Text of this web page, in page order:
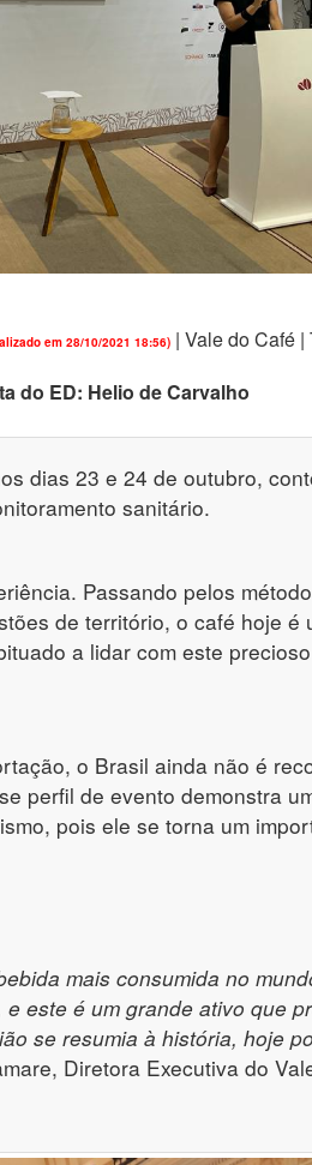
em 28/10/2021 18:56) | Vale do Café |
do ED: Helio de Carvalho
dias 23 e 24 de outubro,
sanitário.
Passando pelos
de território, o café hoje
a lidar com este
o Brasil ainda não é
perfil de evento demonstra
pois ele se torna um
mais consumida no
este é um grande ativo que
se resumia à história, hoje
Diretora Executiva do